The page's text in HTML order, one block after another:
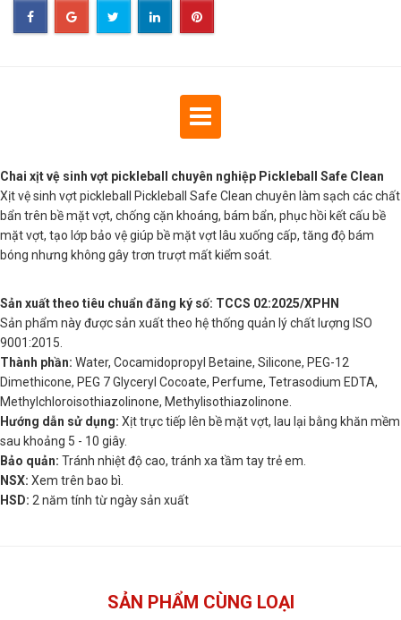
Chai xịt vệ sinh vợt pickleball chuyên nghiệp Pickleball Safe Clean
Xịt vệ sinh vợt pickleball Pickleball Safe Clean chuyên làm sạch các chất
bẩn trên bề mặt vợt, chống cặn khoáng, bám bẩn, phục hồi kết cấu bề
mặt vợt, tạo lớp bảo vệ giúp bề mặt vợt lâu xuống cấp, tăng độ bám
bóng nhưng không gây trơn trượt mất kiểm soát.
Sản xuất theo tiêu chuẩn đăng ký số: TCCS 02:2025/XPHN
Sản phẩm này được sản xuất theo hệ thống quản lý chất lượng ISO
9001:2015.
Thành phần: Water, Cocamidopropyl Betaine, Silicone, PEG-12
Dimethicone, PEG 7 Glyceryl Cocoate, Perfume, Tetrasodium EDTA,
Methylchloroisothiazolinone, Methylisothiazolinone.
Hướng dẫn sử dụng: Xịt trực tiếp lên bề mặt vợt, lau lại bằng khăn mềm
sau khoảng 5 - 10 giây.
Bảo quản: Tránh nhiệt độ cao, tránh xa tầm tay trẻ em.
NSX: Xem trên bao bì.
HSD: 2 năm tính từ ngày sản xuất
SẢN PHẨM CÙNG LOẠI